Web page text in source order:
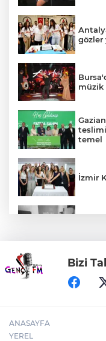
gözler
müzik
teslimi
temel
İzmir
Bursa
hem
Bizi
ANASAYFA
YEREL